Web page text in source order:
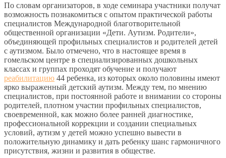
По словам организаторов, в ходе семинара участники получат
возможность познакомиться с опытом практической работы
специалистов Международной благотворительной
общественной организации «Дети. Аутизм. Родители»,
объединяющей профильных специалистов и родителей детей
с аутизмом. Было отмечено, что в настоящее время в
гомельском центре в специализированных дошкольных
классах и группах проходят обучение и получают
реабилитацию 44 ребенка, из которых около половины имеют
ярко выраженный детский аутизм. Между тем, по мнению
специалистов, при постоянной работе и внимании со стороны
родителей, плотном участии профильных специалистов,
своевременной, как можно более ранней диагностике,
профессиональной коррекции и создании специальных
условий, аутизм у детей можно успешно вывести в
положительную динамику и дать ребенку шанс гармоничного
присутствия, жизни и развития в обществе.